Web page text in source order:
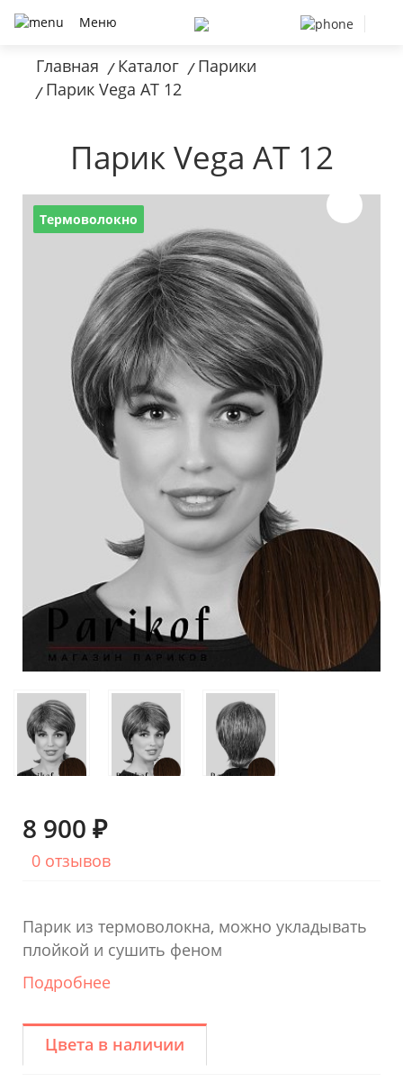
Меню
Главная / Каталог / Парики
/ Парик Vega AT 12
Парик Vega AT 12
Термоволокно
8 900 ₽
0 отзывов
Парик из термоволокна, можно укладывать
плойкой и сушить феном
Подробнее
Цвета в наличии